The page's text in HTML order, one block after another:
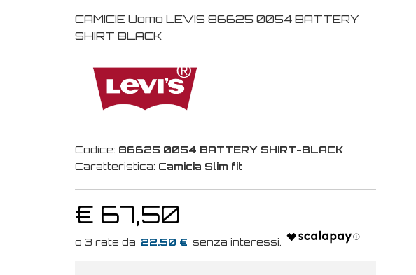
CAMICIE Uomo LEVIS 86625 0054 BATTERY
SHIRT BLACK
Codice: 86625 0054 BATTERY SHIRT-BLACK
Caratteristica: Camicia Slim fit
€ 67,50
22.50 €